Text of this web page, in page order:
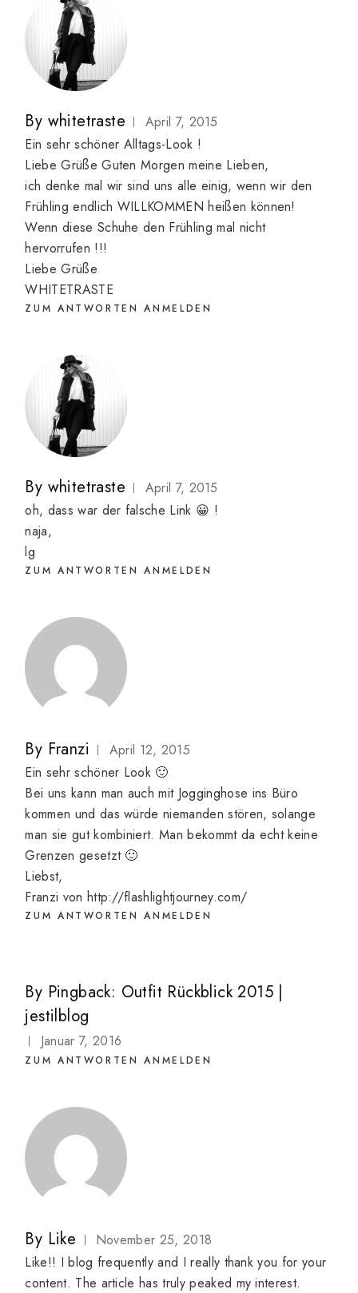
By whitetraste
April 7, 2015
Ein sehr schöner Alltags-Look !
Liebe Grüße Guten Morgen meine Lieben,
ich denke mal wir sind uns alle einig, wenn wir den
Frühling endlich WILLKOMMEN heißen können!
Wenn diese Schuhe den Frühling mal nicht
hervorrufen !!!
Liebe Grüße
WHITETRASTE
ZUM ANTWORTEN ANMELDEN
By whitetraste
April 7, 2015
oh, dass war der falsche Link 😀 !
naja,
lg
ZUM ANTWORTEN ANMELDEN
By Franzi
April 12, 2015
Ein sehr schöner Look 🙂
Bei uns kann man auch mit Jogginghose ins Büro
kommen und das würde niemanden stören, solange
man sie gut kombiniert. Man bekommt da echt keine
Grenzen gesetzt 🙂
Liebst,
Franzi von http://flashlightjourney.com/
ZUM ANTWORTEN ANMELDEN
By Pingback: Outfit Rückblick 2015 |
jestilblog
Januar 7, 2016
ZUM ANTWORTEN ANMELDEN
By Like
November 25, 2018
Like!! I blog frequently and I really thank you for your
content. The article has truly peaked my interest.